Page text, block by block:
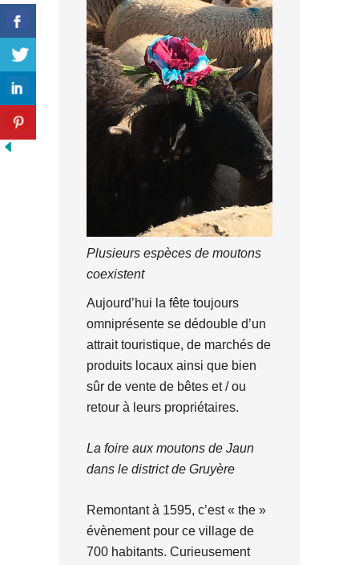
Plusieurs espèces de moutons
coexistent
Aujourd’hui la fête toujours
omniprésente se dédouble d’un
attrait touristique, de marchés de
produits locaux ainsi que bien
sûr de vente de bêtes et / ou
retour à leurs propriétaires.
La foire aux moutons de Jaun
dans le district de Gruyère
Remontant à 1595, c’est « the »
évènement pour ce village de
700 habitants. Curieusement